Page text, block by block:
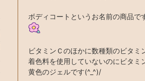
ボディコートというお名前の商品で
ビタミンＣのほかに数種類のビタミ
着色料を使用していないのにビタミ
黄色のジェルです(^_^)/